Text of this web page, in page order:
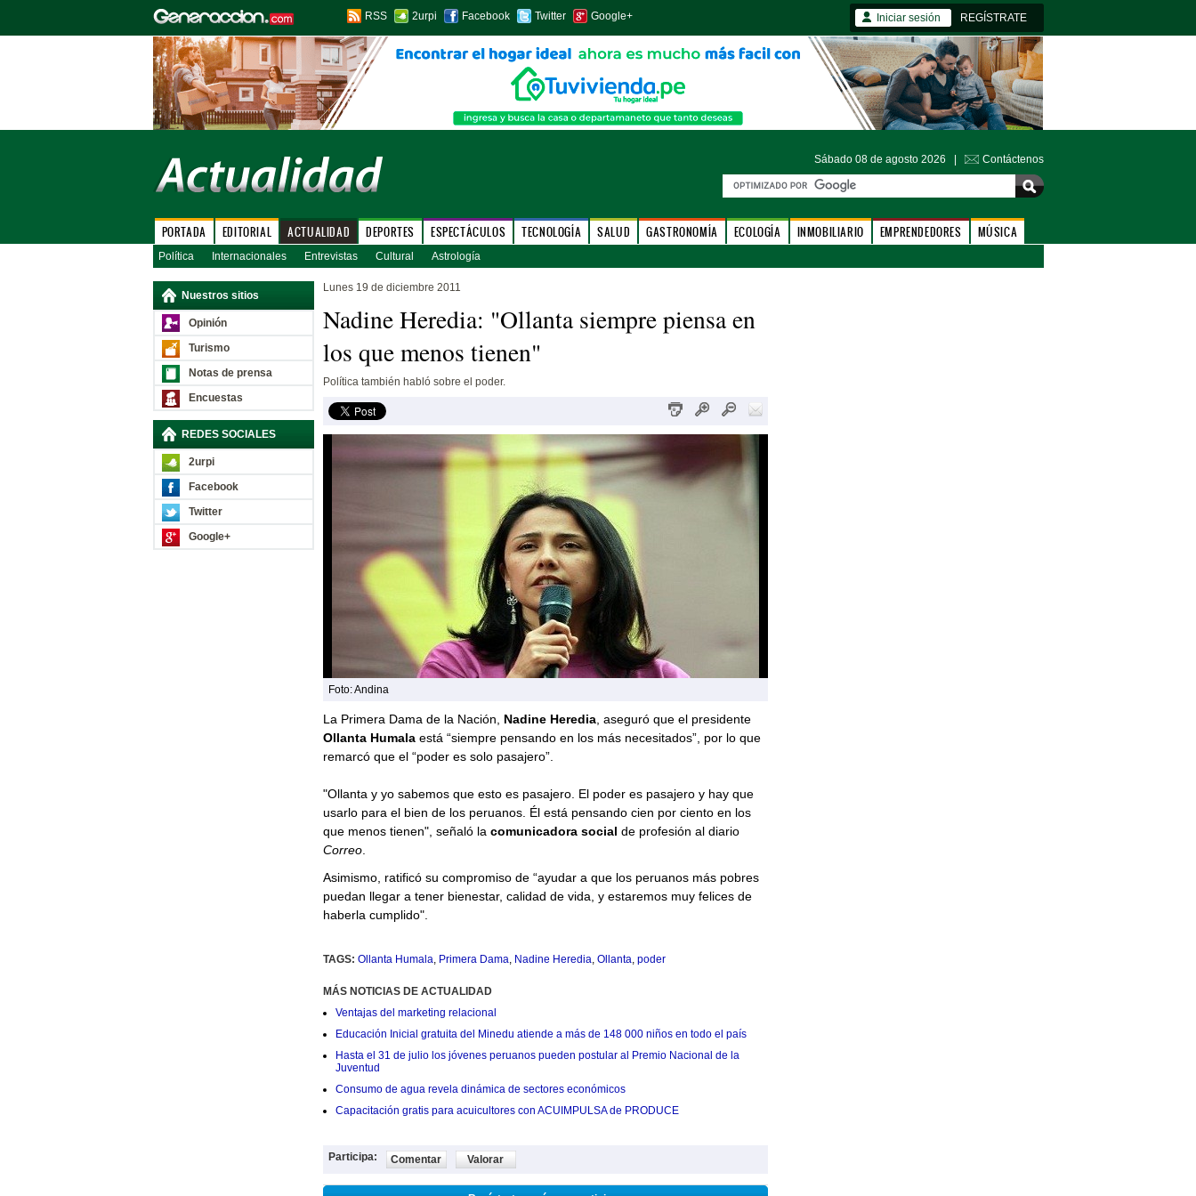
RSS 2urpi Facebook Twitter Google+ Iniciar sesión REGÍSTRATE
Sábado 08 de agosto 2026 | Contáctenos
PORTADA EDITORIAL ACTUALIDAD DEPORTES ESPECTÁCULOS TECNOLOGÍA SALUD GASTRONOMÍA ECOLOGÍA INMOBILIARIO EMPRENDEDORES MÚSICA
Política Internacionales Entrevistas Cultural Astrología
Nuestros sitios
Opinión
Turismo
Notas de prensa
Encuestas
REDES SOCIALES
2urpi
Facebook
Twitter
Google+
Lunes 19 de diciembre 2011
Nadine Heredia: "Ollanta siempre piensa en
los que menos tienen"
Política también habló sobre el poder.
Foto: Andina
La Primera Dama de la Nación, Nadine Heredia, aseguró que el presidente
Ollanta Humala está “siempre pensando en los más necesitados”, por lo que
remarcó que el “poder es solo pasajero”.
"Ollanta y yo sabemos que esto es pasajero. El poder es pasajero y hay que
usarlo para el bien de los peruanos. Él está pensando cien por ciento en los
que menos tienen", señaló la comunicadora social de profesión al diario
Correo.
Asimismo, ratificó su compromiso de “ayudar a que los peruanos más pobres
puedan llegar a tener bienestar, calidad de vida, y estaremos muy felices de
haberla cumplido".
TAGS: Ollanta Humala, Primera Dama, Nadine Heredia, Ollanta, poder
MÁS NOTICIAS DE ACTUALIDAD
Ventajas del marketing relacional
Educación Inicial gratuita del Minedu atiende a más de 148 000 niños en todo el país
Hasta el 31 de julio los jóvenes peruanos pueden postular al Premio Nacional de la
Juventud
Consumo de agua revela dinámica de sectores económicos
Capacitación gratis para acuicultores con ACUIMPULSA de PRODUCE
Participa: Comentar Valorar